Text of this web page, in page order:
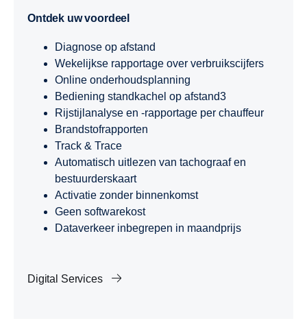
Ontdek uw voordeel
Diagnose op afstand
Wekelijkse rapportage over verbruikscijfers
Online onderhoudsplanning
Bediening standkachel op afstand3
Rijstijlanalyse en -rapportage per chauffeur
Brandstofrapporten
Track & Trace
Automatisch uitlezen van tachograaf en
bestuurderskaart
Activatie zonder binnenkomst
Geen softwarekost
Dataverkeer inbegrepen in maandprijs
Digital Services